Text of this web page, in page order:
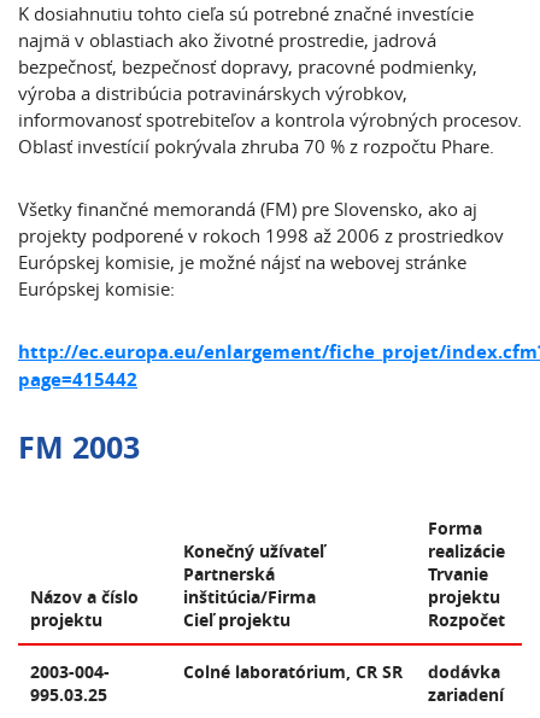
K dosiahnutiu tohto cieľa sú potrebné značné investície
najmä v oblastiach ako životné prostredie, jadrová
bezpečnosť, bezpečnosť dopravy, pracovné podmienky,
výroba a distribúcia potravinárskych výrobkov,
informovanosť spotrebiteľov a kontrola výrobných procesov.
Oblasť investícií pokrývala zhruba 70 % z rozpočtu Phare.
Všetky finančné memorandá (FM) pre Slovensko, ako aj
projekty podporené v rokoch 1998 až 2006 z prostriedkov
Európskej komisie, je možné nájsť na webovej stránke
Európskej komisie:
http://ec.europa.eu/enlargement/fiche_projet/
page=415442
FM 2003
Názov a číslo
projektu
Konečný užívateľ
Partnerská
inštitúcia/Firma
Cieľ projektu
Forma
realizácie
Trvanie
projektu
Rozpočet
2003-004-
995.03.25
Colné laboratórium, CR SR
dodávka
zariadení